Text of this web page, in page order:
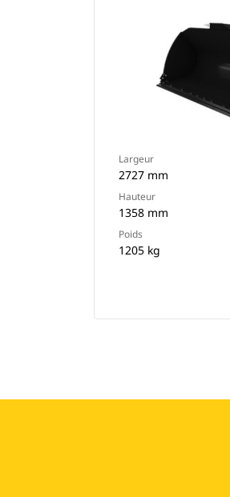
Largeur
2727 mm
Hauteur
1358 mm
Poids
1205 kg